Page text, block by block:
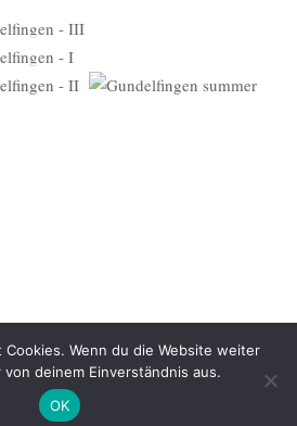
Stolz präsentiert von WordPress
Cookies. Wenn du die Website weiter
deinem Einverständnis aus.
OK